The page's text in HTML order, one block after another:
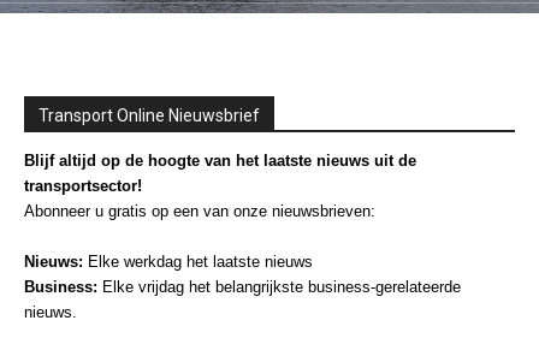
Transport Online Nieuwsbrief
Blijf altijd op de hoogte van het laatste nieuws uit de
transportsector!
Abonneer u gratis op een van onze nieuwsbrieven:
Nieuws: Elke werkdag het laatste nieuws
Business: Elke vrijdag het belangrijkste business-gerelateerde
nieuws.